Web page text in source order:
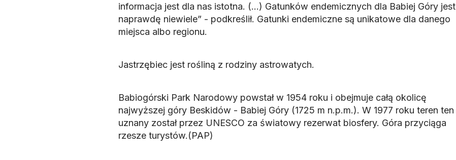
informacja jest dla nas istotna. (…) Gatunków endemicznych dla Babiej Góry jest
naprawdę niewiele” - podkreślił. Gatunki endemiczne są unikatowe dla danego
miejsca albo regionu.
Jastrzębiec jest rośliną z rodziny astrowatych.
Babiogórski Park Narodowy powstał w 1954 roku i obejmuje całą okolicę
najwyższej góry Beskidów - Babiej Góry (1725 m n.p.m.). W 1977 roku teren ten
uznany został przez UNESCO za światowy rezerwat biosfery. Góra przyciąga
rzesze turystów.(PAP)